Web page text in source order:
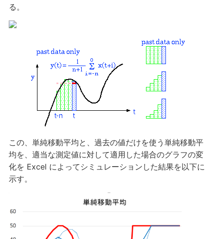
る。
この、単純移動平均と、過去の値だけを使う単純移動平
均を、適当な測定値に対して適用した場合のグラフの変
化を Excel によってシミュレーションした結果を以下に
示す。